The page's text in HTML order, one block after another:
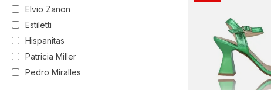
Elvio Zanon
Estiletti
Hispanitas
Patricia Miller
Pedro Miralles